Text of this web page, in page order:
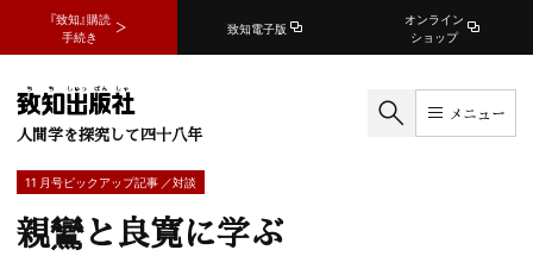
『致知』購読
手続き
致知電子版
オンライン
ショップ
人間学を探究して四十八年
メニュー
11 月号ピックアップ記事 ／対談
親鸞と良寛に学ぶ